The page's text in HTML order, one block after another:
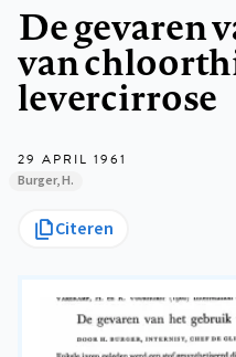
De gevaren
van
levercirrose
29 APRIL 1961
Burger, H.
Citeren